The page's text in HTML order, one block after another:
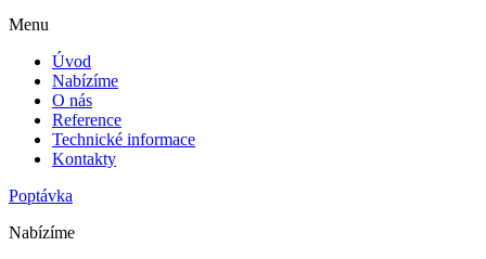
Menu
Úvod
Nabízíme
O nás
Reference
Technické informace
Kontakty
Poptávka
Nabízíme